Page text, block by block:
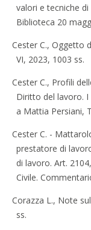
valori e tecniche
Biblioteca 20
Cester C., Oggetto
VI, 2023, 1003 ss.
Cester C., Profili
Diritto del lavoro. I
a Mattia Persiani,
Cester C. -
prestatore di
di lavoro. Art.
Civile.
Corazza L., Note
ss.